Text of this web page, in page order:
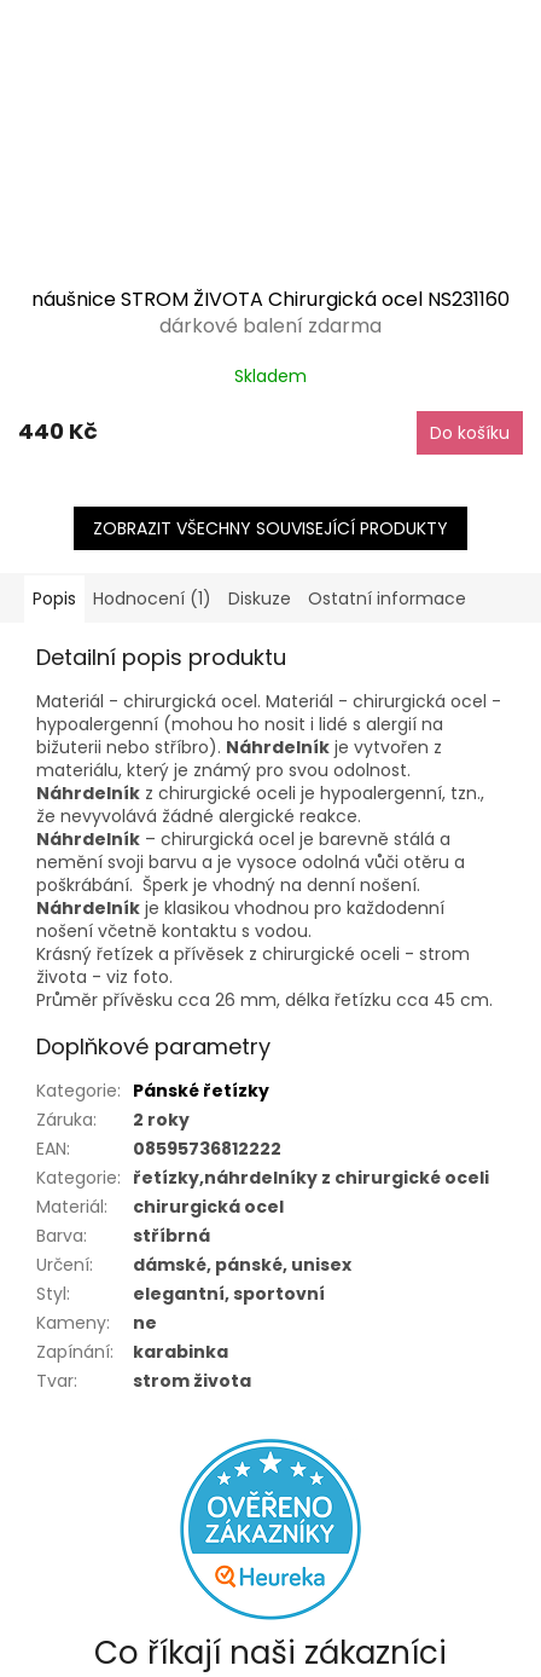
náušnice STROM ŽIVOTA Chirurgická ocel NS231160
dárkové balení zdarma
Skladem
440 Kč Do košíku
ZOBRAZIT VŠECHNY SOUVISEJÍCÍ PRODUKTY
Popis Hodnocení (1) Diskuze Ostatní informace
Detailní popis produktu
Materiál - chirurgická ocel. Materiál - chirurgická ocel -
hypoalergenní (mohou ho nosit i lidé s alergií na
bižuterii nebo stříbro). Náhrdelník je vytvořen z
materiálu, který je známý pro svou odolnost.
Náhrdelník z chirurgické oceli je hypoalergenní, tzn.,
že nevyvolává žádné alergické reakce.
Náhrdelník – chirurgická ocel je barevně stálá a
nemění svoji barvu a je vysoce odolná vůči otěru a
poškrábání. Šperk je vhodný na denní nošení.
Náhrdelník je klasikou vhodnou pro každodenní
nošení včetně kontaktu s vodou.
Krásný řetízek a přívěsek z chirurgické oceli - strom
života - viz foto.
Průměr přívěsku cca 26 mm, délka řetízku cca 45 cm.
Doplňkové parametry
Kategorie: Pánské řetízky
Záruka:
2 roky
EAN:
08595736812222
Kategorie: řetízky,náhrdelníky z chirurgické oceli
Materiál:
chirurgická ocel
Barva:
stříbrná
Určení:
dámské, pánské, unisex
Styl:
elegantní, sportovní
Kameny:
ne
Zapínání:
karabinka
Tvar: strom života
Co říkají naši zákazníci